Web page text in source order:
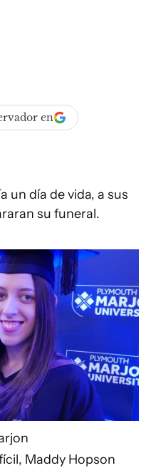
en
un día de vida, a sus
su funeral.
Maddy Hopson